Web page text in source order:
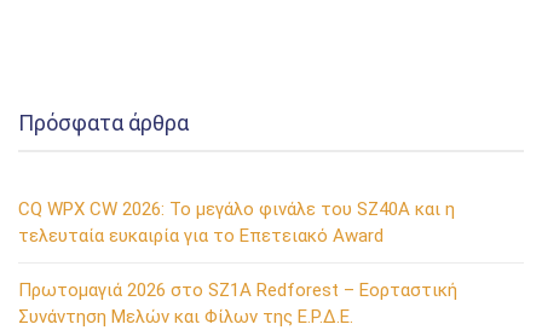
Πρόσφατα άρθρα
CQ WPX CW 2026: Το μεγάλο φινάλε του SZ40A και η
τελευταία ευκαιρία για το Επετειακό Award
Πρωτομαγιά 2026 στο SZ1A Redforest – Εορταστική
Συνάντηση Μελών και Φίλων της Ε.Ρ.Δ.Ε.